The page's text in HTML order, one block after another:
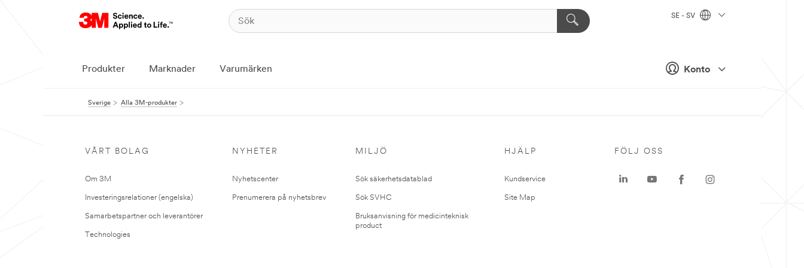
Konto
SE - SV
Produkter Marknader Varumärken
Sverige Alla 3M-produkter
VÅRT BOLAG
Om 3M
Investeringsrelationer (engelska)
Samarbetspartner och leverantörer
Technologies
NYHETER
Nyhetscenter
Prenumerera på nyhetsbrev
MILJÖ
Sök säkerhetsdatablad
Sök SVHC
Bruksanvisning för medicinteknisk
product
HJÄLP
Kundservice
Site Map
FÖLJ OSS